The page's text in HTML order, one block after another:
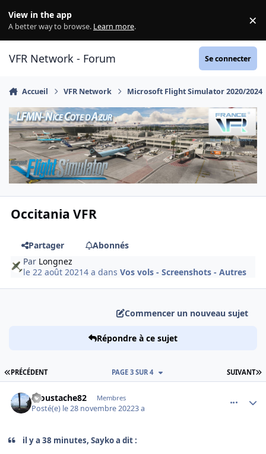
View in the app
A better way to browse. Learn more. ×
VFR Network - Forum Se connecter
Accueil VFR Network Microsoft Flight Simulator 2020/2024
Occitania VFR
Partager
Abonnés
Par Longnez
le 22 août 20214 a dansVos vols - Screenshots - Autres
Commencer un nouveau sujet
Répondre à ce sujet
PREMIÈRE PAGE
PRÉCÉDENT SUIVANT
PAGE 3 SUR 4
moustache82 Membres
Posté(e) le 28 novembre 20223 a
il y a 38 minutes, Sayko a dit :